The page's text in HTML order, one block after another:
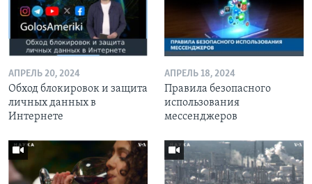
АПРЕЛЬ 20, 2024
Обход блокировок и защита
личных данных в
Интернете
АПРЕЛЬ 18, 2024
Правила безопасного
использования
мессенджеров